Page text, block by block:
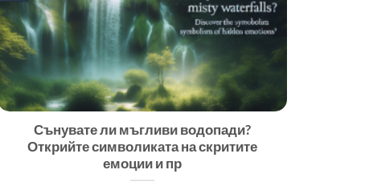
Сънувате ли мъгливи водопади?
Открийте символиката на скритите
емоции и пр